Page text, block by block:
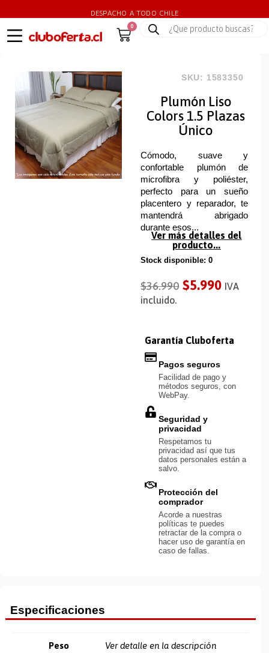
DESPACHO A TODO CHILE
0
SKU: 1583350
Plumón Liso
Colors 1.5 Plazas
Único
Cómodo, suave y
confortable plumón de
microfibra y poliéster,
perfecto para un sueño
placentero y reparador, te
mantendrá abrigado
durante esos...
Ver más detalles del
producto...
Stock disponible: 0
$36.990 $5.990 IVA
incluido.
Garantía Cluboferta
Pagos seguros
Facilidad de pago y
métodos seguros, con
WebPay.
Seguridad y
privacidad
Respetamos tu
privacidad así que tus
datos personales están a
salvo.
Protección del
comprador
Acorde a nuestras
políticas te puedes
retractar de la compra o
hacer uso de garantía en
caso de fallas.
Especificaciones
Peso Ver detalle en la descripción